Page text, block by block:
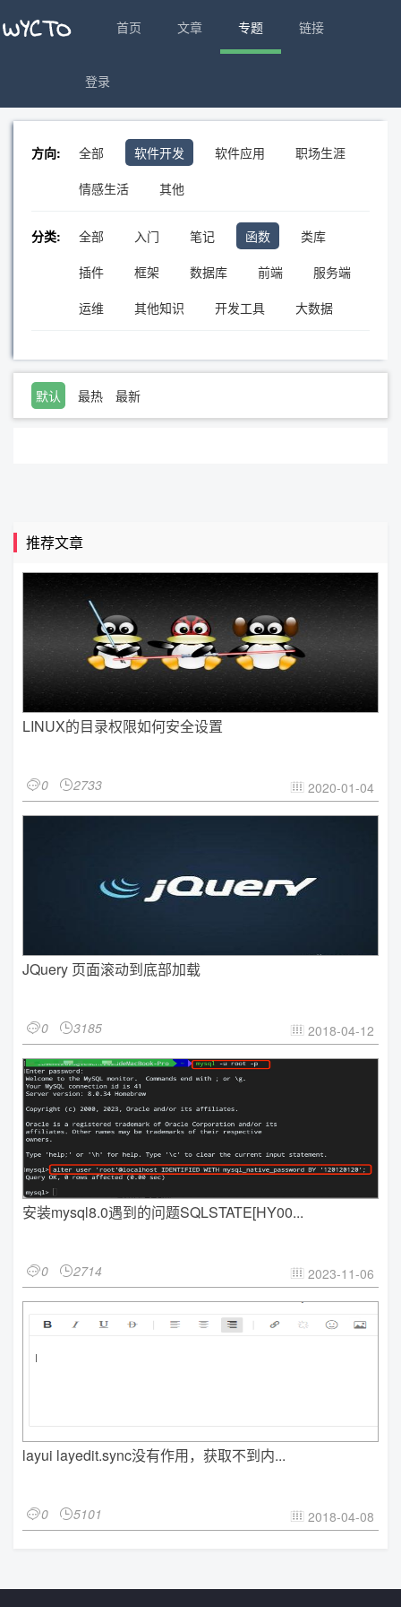
首页 文章 专题 链接
登录
方向: 全部 软件开发 软件应用
职场生涯
情感生活
其他
分类: 全部 入门 笔记 函数
类库
插件
框架 数据库 前端
服务端
运维
其他知识 开发工具 大数据
默认 最热 最新
推荐文章
LINUX的目录权限如何安全设置
0 2733  2020-01-04
JQuery 页面滚动到底部加载
0 3185  2018-04-12
安装mysql8.0遇到的问题SQLSTATE[HY00...
0 2714  2023-11-06
layui layedit.sync没有作用，获取不到内...
0 5101  2018-04-08